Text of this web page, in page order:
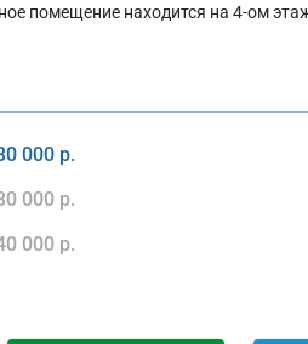
помещение находится на 4-ом
000 р.
000 р.
000 р.